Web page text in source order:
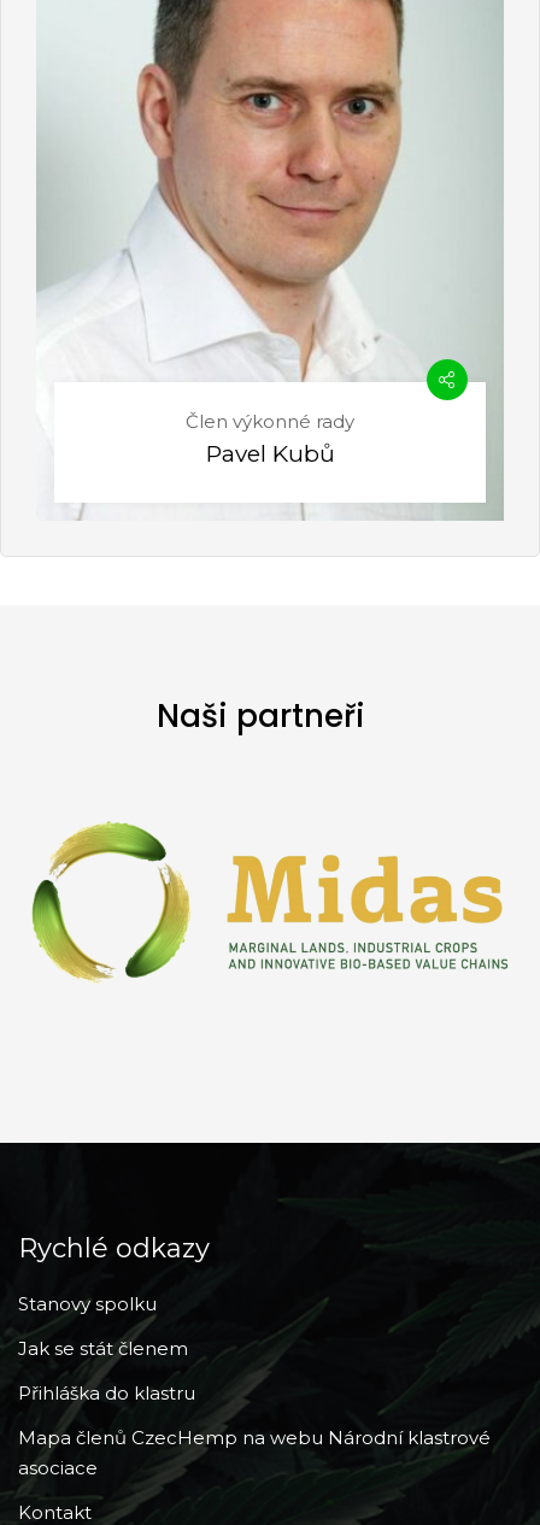
Člen výkonné rady
Pavel Kubů
Naši partneři
Rychlé odkazy
Stanovy spolku
Jak se stát členem
Přihláška do klastru
Mapa členů CzecHemp na webu Národní klastrové
asociace
Kontakt